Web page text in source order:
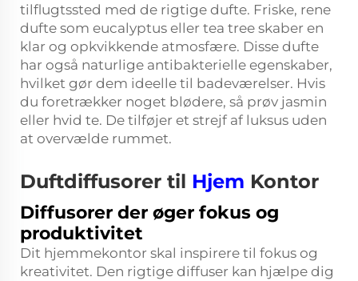
tilflugtssted med de rigtige dufte. Friske, rene
dufte som eucalyptus eller tea tree skaber en
klar og opkvikkende atmosfære. Disse dufte
har også naturlige antibakterielle egenskaber,
hvilket gør dem ideelle til badeværelser. Hvis
du foretrækker noget blødere, så prøv jasmin
eller hvid te. De tilføjer et strejf af luksus uden
at overvælde rummet.
Duftdiffusorer til Hjem Kontor
Diffusorer der øger fokus og
produktivitet
Dit hjemmekontor skal inspirere til fokus og
kreativitet. Den rigtige diffuser kan hjælpe dig